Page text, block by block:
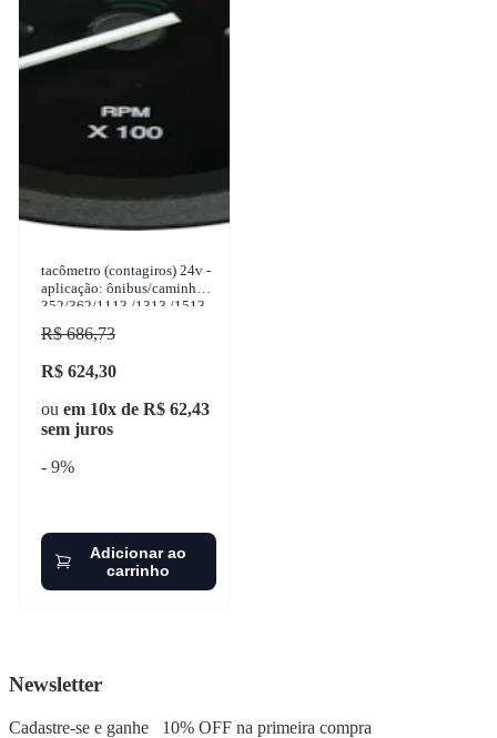
tacômetro (contagiros) 24v -
aplicação: ônibus/caminhões
352/362/1113 /1313 /1513
(após 1985) 3500 rpm -
80mm - 200hz
R$ 686,73
R$ 624,30
ou em 10x de R$ 62,43
sem juros
- 9%
Adicionar ao
carrinho
Newsletter
Cadastre-se e ganhe 10% OFF na primeira compra